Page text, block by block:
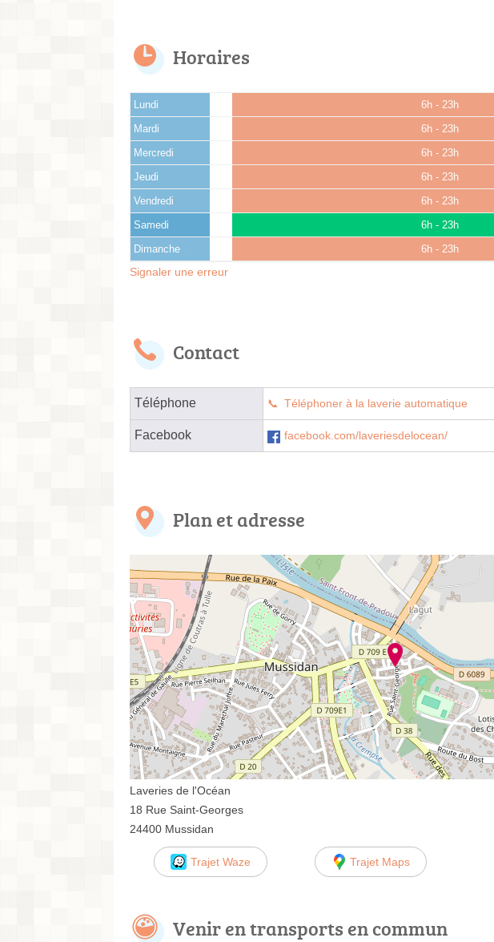
Horaires
Lundi 6h - 23h
Mardi 6h - 23h
Mercredi 6h - 23h
Jeudi 6h - 23h
Vendredi 6h - 23h
Samedi 6h - 23h
Dimanche 6h - 23h
Signaler une erreur
Contact
Téléphone Téléphoner à la laverie automatique
Facebook facebook.com/laveriesdelocean/
Plan et adresse
Laveries de l'Océan
18 Rue Saint-Georges
24400 Mussidan
Trajet Waze Trajet Maps
Venir en transports en commun